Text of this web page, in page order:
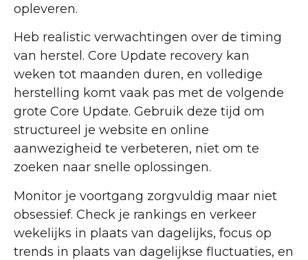
opleveren.
Heb realistic verwachtingen over de timing
van herstel. Core Update recovery kan
weken tot maanden duren, en volledige
herstelling komt vaak pas met de volgende
grote Core Update. Gebruik deze tijd om
structureel je website en online
aanwezigheid te verbeteren, niet om te
zoeken naar snelle oplossingen.
Monitor je voortgang zorgvuldig maar niet
obsessief. Check je rankings en verkeer
wekelijks in plaats van dagelijks, focus op
trends in plaats van dagelijkse fluctuaties, en